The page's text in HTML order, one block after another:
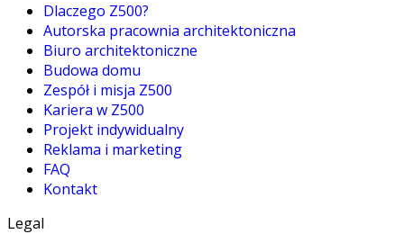
Dlaczego Z500?
Autorska pracownia architektoniczna
Biuro architektoniczne
Budowa domu
Zespół i misja Z500
Kariera w Z500
Projekt indywidualny
Reklama i marketing
FAQ
Kontakt
Legal